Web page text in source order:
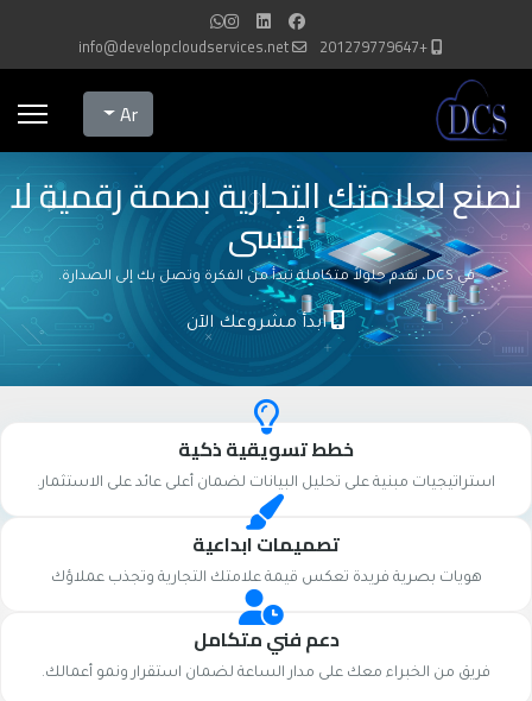
+201279779647
info@developcloudservices.net
Select your language
Ar
نصنع لعلامتك التجارية بصمة رقمية لا
تُنسى
في DCS، نقدم حلولاً متكاملة تبدأ من الفكرة وتصل بك إلى الصدارة.
ابدأ مشروعك الآن
خطط تسويقية ذكية
استراتيجيات مبنية على تحليل البيانات لضمان أعلى عائد على الاستثمار.
تصميمات ابداعية
هويات بصرية فريدة تعكس قيمة علامتك التجارية وتجذب عملاؤك
دعم فني متكامل
فريق من الخبراء معك على مدار الساعة لضمان استقرار ونمو أعمالك.